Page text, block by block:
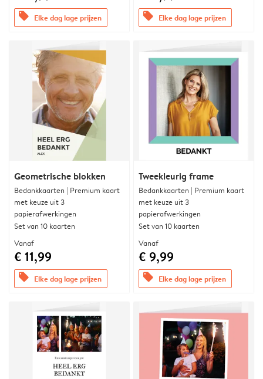
offers Elke dag lage prijzen offers Elke dag lage prijzen
Geometrische blokken
Bedankkaarten | Premium kaart
met keuze uit 3
papierafwerkingen
Set van 10 kaarten
Vanaf
€ 11,99
offers Elke dag lage prijzen
Tweekleurig frame
Bedankkaarten | Premium kaart
met keuze uit 3
papierafwerkingen
Set van 10 kaarten
Vanaf
€ 9,99
offers Elke dag lage prijzen